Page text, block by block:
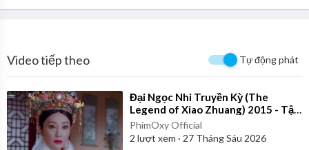
Video tiếp theo Tự động phát
⁣Đại Ngọc Nhi Truyền Kỳ (The
Legend of Xiao Zhuang) 2015 - Tập
32 | Lồng Tiếng
PhimOxy Official
2 lượt xem · 27 Tháng Sáu 2026